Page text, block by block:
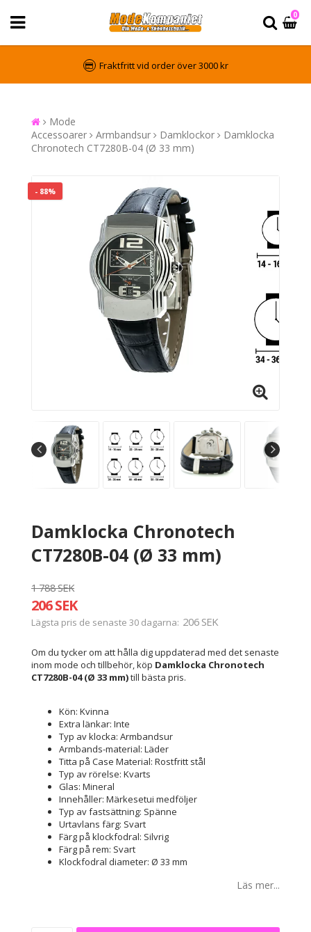
0
Fraktfritt vid order över 3000 kr
Mode
Accessoarer
Armbandsur Damklockor
Damklocka
Chronotech CT7280B-04 (Ø 33 mm)
- 88%
Damklocka Chronotech
CT7280B-04 (Ø 33 mm)
1 788 SEK
206 SEK
Lägsta pris de senaste 30 dagarna 206 SEK
Om du tycker om att hålla dig uppdaterad med det senaste
inom mode och tillbehör, köp Damklocka Chronotech
CT7280B-04 (Ø 33 mm)till bästa pris.
Kön: Kvinna
Extra länkar: Inte
Typ av klocka: Armbandsur
Armbands-material: Läder
Titta på Case Material: Rostfritt stål
Typ av rörelse: Kvarts
Glas: Mineral
Innehåller: Märkesetui medföljer
Typ av fastsättning: Spänne
Urtavlans färg: Svart
Färg på klockfodral: Silvrig
Färg på rem: Svart
Klockfodral diameter: Ø 33 mm
Läs mer...